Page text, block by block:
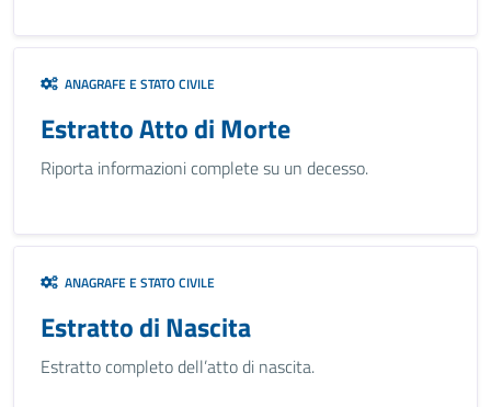
ANAGRAFE E STATO CIVILE
Estratto Atto di Morte
Riporta informazioni complete su un decesso.
ANAGRAFE E STATO CIVILE
Estratto di Nascita
Estratto completo dell’atto di nascita.